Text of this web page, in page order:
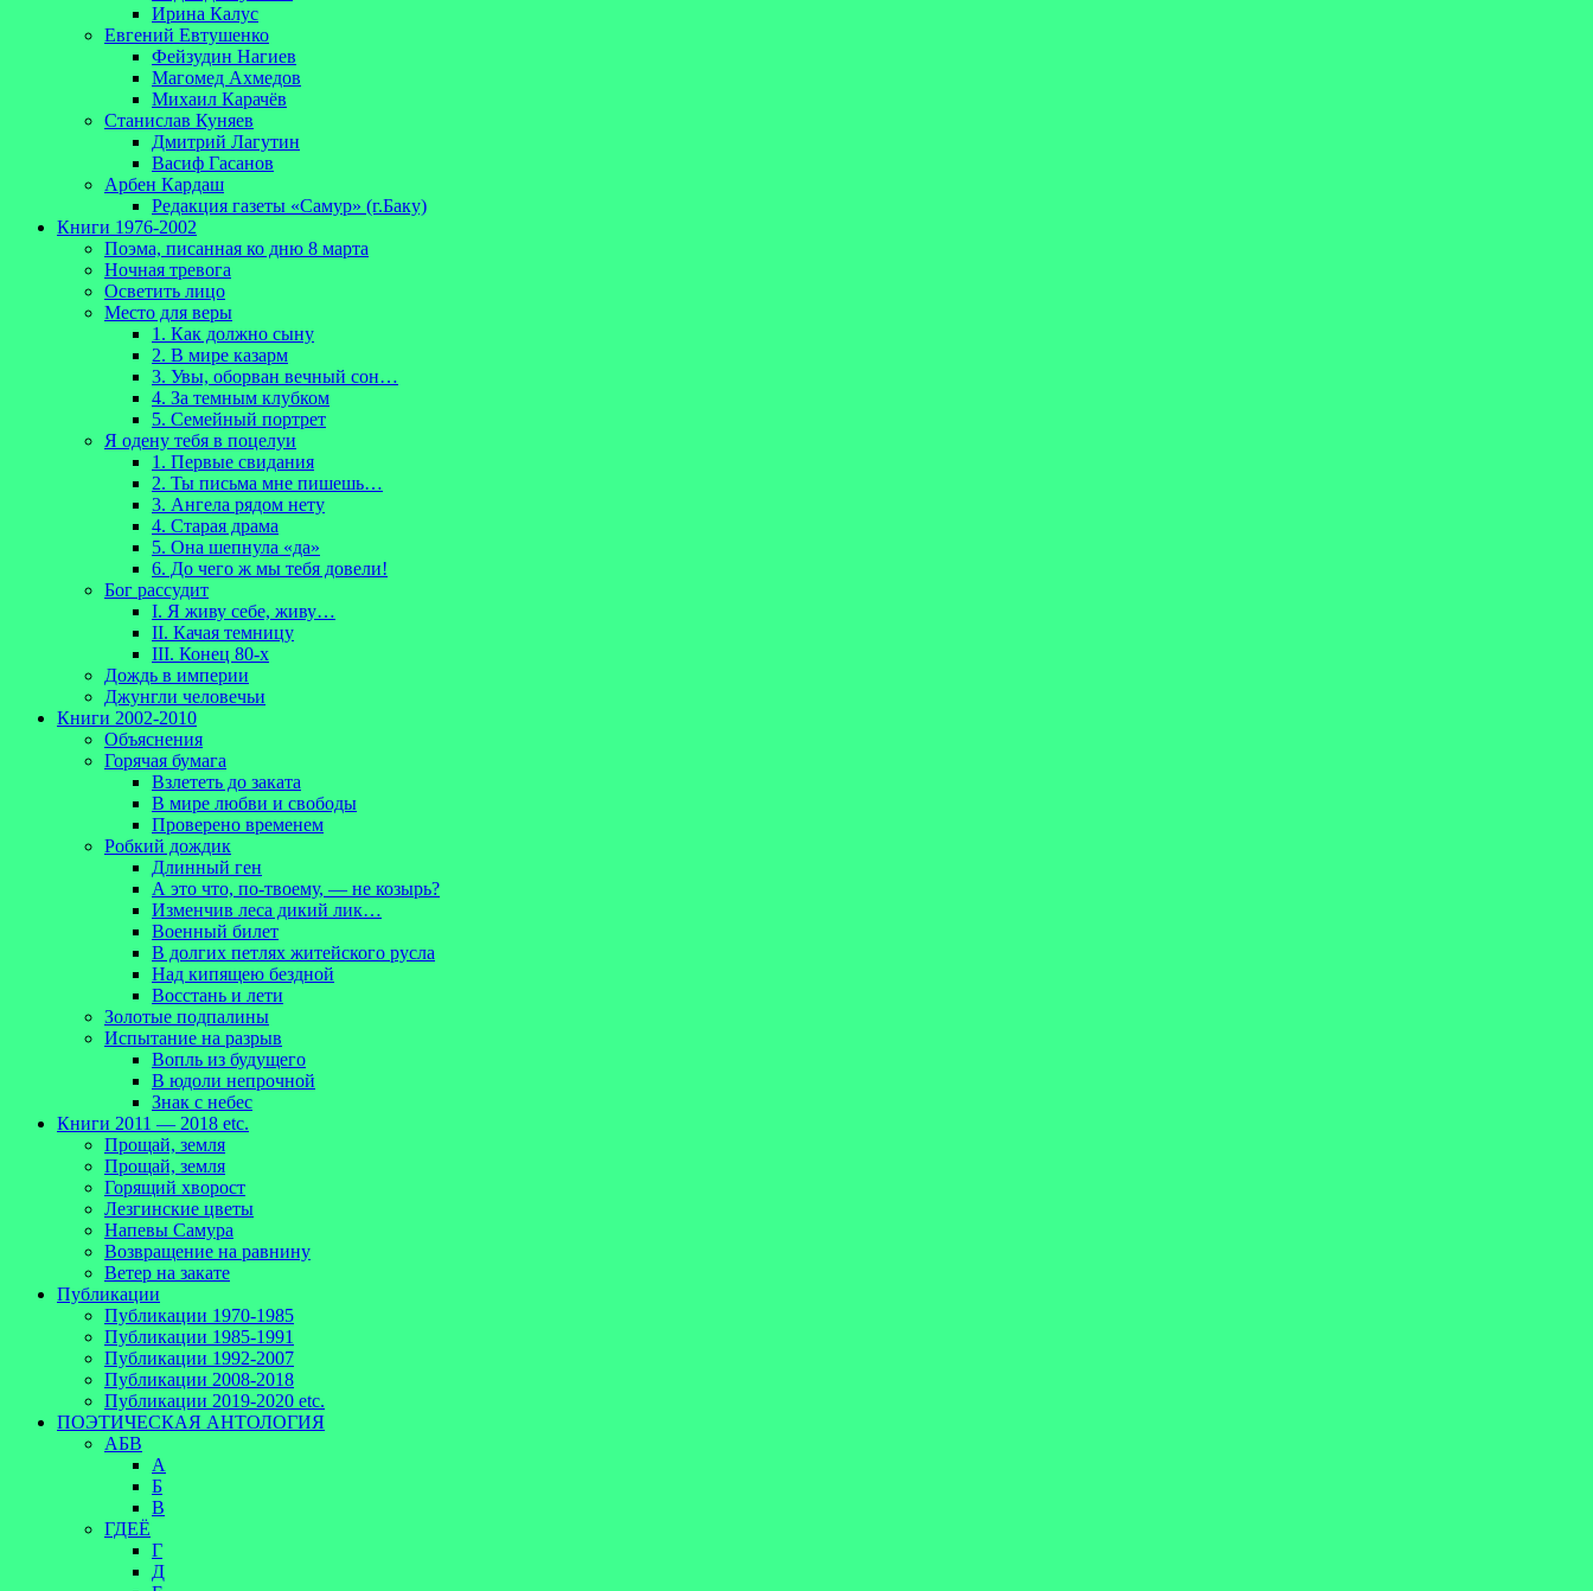
Ирина Калус
Евгений Евтушенко
Фейзудин Нагиев
Магомед Ахмедов
Михаил Карачёв
Станислав Куняев
Дмитрий Лагутин
Васиф Гасанов
Арбен Кардаш
Редакция газеты «Самур» (г.Баку)
Книги 1976-2002
Поэма, писанная ко дню 8 марта
Ночная тревога
Осветить лицо
Место для веры
1. Как должно сыну
2. В мире казарм
3. Увы, оборван вечный сон…
4. За темным клубком
5. Семейный портрет
Я одену тебя в поцелуи
1. Первые свидания
2. Ты письма мне пишешь…
3. Ангела рядом нету
4. Старая драма
5. Она шепнула «да»
6. До чего ж мы тебя довели!
Бог рассудит
I. Я живу себе, живу…
II. Качая темницу
III. Конец 80-х
Дождь в империи
Джунгли человечьи
Книги 2002-2010
Объяснения
Горячая бумага
Взлететь до заката
В мире любви и свободы
Проверено временем
Робкий дождик
Длинный ген
А это что, по-твоему, — не козырь?
Изменчив леса дикий лик…
Военный билет
В долгих петлях житейского русла
Над кипящею бездной
Восстань и лети
Золотые подпалины
Испытание на разрыв
Вопль из будущего
В юдоли непрочной
Знак с небес
Книги 2011 — 2018 etc.
Прощай, земля
Прощай, земля
Горящий хворост
Лезгинские цветы
Напевы Самура
Возвращение на равнину
Ветер на закате
Публикации
Публикации 1970-1985
Публикации 1985-1991
Публикации 1992-2007
Публикации 2008-2018
Публикации 2019-2020 etc.
ПОЭТИЧЕСКАЯ АНТОЛОГИЯ
АБВ
А
Б
В
ГДЕЁ
Г
Д